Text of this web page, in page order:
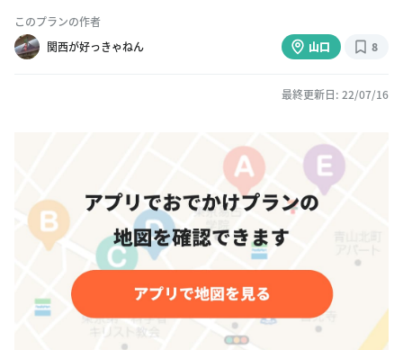
このプランの作者
関西が好っきゃねん
山口 8
最終更新日: 22/07/16